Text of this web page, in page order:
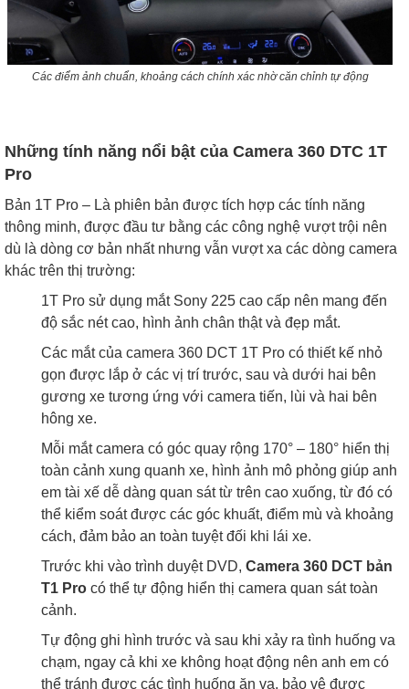
Các điểm ảnh chuẩn, khoảng cách chính xác nhờ căn chỉnh tự động
Những tính năng nổi bật của Camera 360 DTC 1T
Pro
Bản 1T Pro – Là phiên bản được tích hợp các tính năng
thông minh, được đầu tư bằng các công nghệ vượt trội nên
dù là dòng cơ bản nhất nhưng vẫn vượt xa các dòng camera
khác trên thị trường:
1T Pro sử dụng mắt Sony 225 cao cấp nên mang đến
độ sắc nét cao, hình ảnh chân thật và đẹp mắt.
Các mắt của camera 360 DCT 1T Pro có thiết kế nhỏ
gọn được lắp ở các vị trí trước, sau và dưới hai bên
gương xe tương ứng với camera tiến, lùi và hai bên
hông xe.
Mỗi mắt camera có góc quay rộng 170° – 180° hiển thị
toàn cảnh xung quanh xe, hình ảnh mô phỏng giúp anh
em tài xế dễ dàng quan sát từ trên cao xuống, từ đó có
thể kiểm soát được các góc khuất, điểm mù và khoảng
cách, đảm bảo an toàn tuyệt đối khi lái xe.
Trước khi vào trình duyệt DVD, Camera 360 DCT bản
T1 Pro có thể tự động hiển thị camera quan sát toàn
cảnh.
Tự động ghi hình trước và sau khi xảy ra tình huống va
chạm, ngay cả khi xe không hoạt động nên anh em có
thể tránh được các tình huống ăn vạ, bảo vệ được